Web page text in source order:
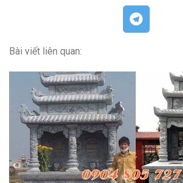
Bài viết liên quan: